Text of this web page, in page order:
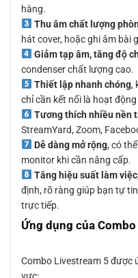
hàng.
Thu âm chất lượng
hát cover, hoặc ghi âm bài
Giảm tạp âm, tăng độ
condenser chất lượng cao.
Thiết lập nhanh chóng,
chỉ cần kết nối là hoạt động
Tương thích nhiều nền
StreamYard, Zoom,
Dễ dàng mở rộng, có
monitor khi cần nâng cấp.
Tăng hiệu suất làm việc
định, rõ ràng giúp bạn tự
trực tiếp.
Ứng dụng của
Combo Livestream 5 được